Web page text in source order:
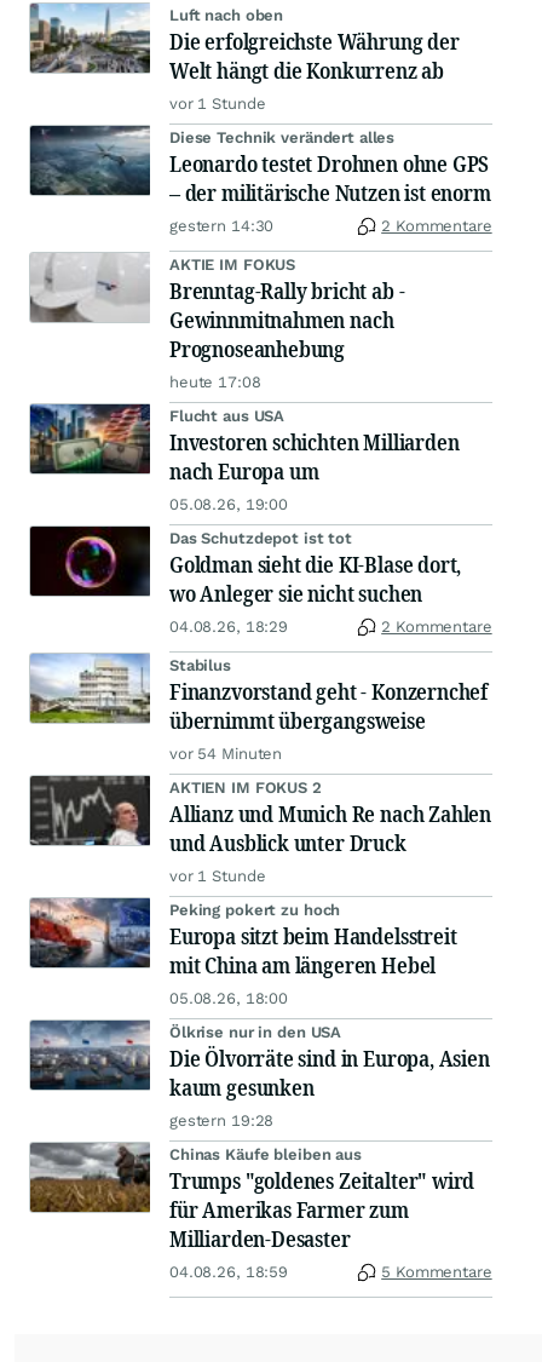
Luft nach oben
Die erfolgreichste Währung der
Welt hängt die Konkurrenz ab
vor 1 Stunde
Diese Technik verändert alles
Leonardo testet Drohnen ohne GPS
– der militärische Nutzen ist enorm
gestern 14:30 2 Kommentare
AKTIE IM FOKUS
Brenntag-Rally bricht ab -
Gewinnmitnahmen nach
Prognoseanhebung
heute 17:08
Flucht aus USA
Investoren schichten Milliarden
nach Europa um
05.08.26, 19:00
Das Schutzdepot ist tot
Goldman sieht die KI-Blase dort,
wo Anleger sie nicht suchen
04.08.26, 18:29 2 Kommentare
Stabilus
Finanzvorstand geht - Konzernchef
übernimmt übergangsweise
vor 54 Minuten
AKTIEN IM FOKUS 2
Allianz und Munich Re nach Zahlen
und Ausblick unter Druck
vor 1 Stunde
Peking pokert zu hoch
Europa sitzt beim Handelsstreit
mit China am längeren Hebel
05.08.26, 18:00
Ölkrise nur in den USA
Die Ölvorräte sind in Europa, Asien
kaum gesunken
gestern 19:28
Chinas Käufe bleiben aus
Trumps "goldenes Zeitalter" wird
für Amerikas Farmer zum
Milliarden-Desaster
04.08.26, 18:59 5 Kommentare